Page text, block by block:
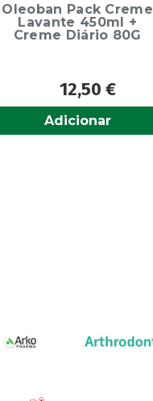
Oleoban Pack Creme
Lavante 450ml +
Creme Diário 80G
12,50 €
Adicionar